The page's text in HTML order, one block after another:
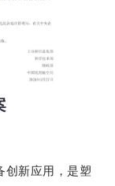
创新应用，是塑